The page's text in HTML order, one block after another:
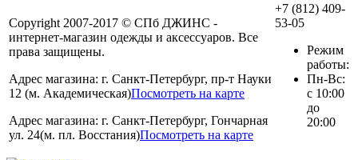
Copyright 2007-2017 © СПб ДЖИНС -
интернет-магазин одежды и аксессуаров. Все
права защищены.
Адрес магазина: г. Санкт-Петербург, пр-т Науки
12 (м. Академическая)Посмотреть на карте
Адрес магазина: г. Санкт-Петербург, Гончарная
ул. 24(м. пл. Восстания)Посмотреть на карте
+7 (812) 409-
53-05
Режим
работы:
Пн-Вс:
с 10:00
до
20:00